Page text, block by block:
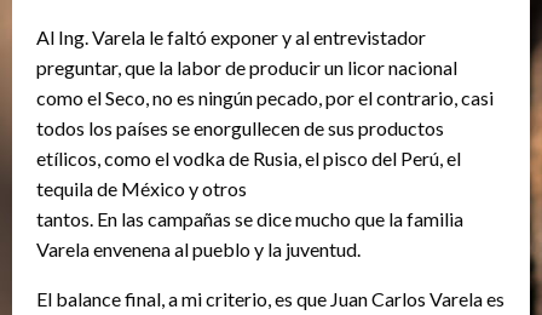
Al Ing. Varela le faltó exponer y al entrevistador
preguntar, que la labor de producir un licor nacional
como el Seco, no es ningún pecado, por el contrario, casi
todos los países se enorgullecen de sus productos
etílicos, como el vodka de Rusia, el pisco del Perú, el
tequila de México y otros
tantos. En las campañas se dice mucho que la familia
Varela envenena al pueblo y la juventud.
El balance final, a mi criterio, es que Juan Carlos Varela es